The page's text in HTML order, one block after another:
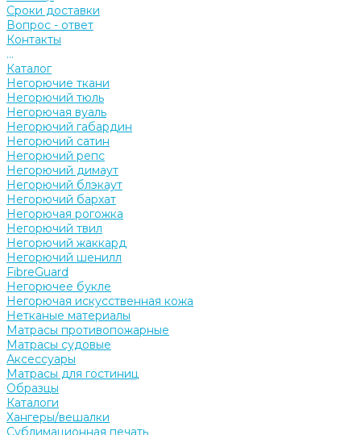
Сроки доставки
Вопрос - ответ
Контакты
...
Каталог
Негорючие ткани
Негорючий тюль
Негорючая вуаль
Негорючий габардин
Негорючий сатин
Негорючий репс
Негорючий димаут
Негорючий блэкаут
Негорючий бархат
Негорючая рогожка
Негорючий твил
Негорючий жаккард
Негорючий шенилл
FibreGuard
Негорючее букле
Негорючая искусственная кожа
Нетканые материалы
Матрасы противопожарные
Матрасы судовые
Аксессуары
Матрасы для гостиниц
Образцы
Каталоги
Хангеры/вешалки
Сублимационная печать